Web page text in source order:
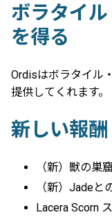
ボラタイ
を得る
Ordisはボラタイル
提供してくれます。
新しい報酬
（新）獣の巣
（新）Jadeと
Lacera Scorn